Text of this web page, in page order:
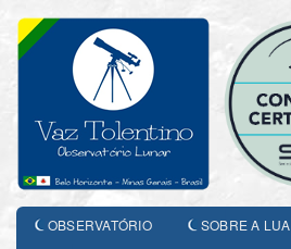
OBSERVATÓRIO SOBRE A LUA